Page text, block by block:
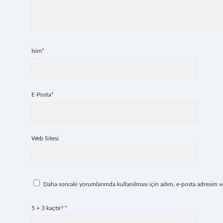
İsim*
E-Posta*
Web Sitesi
Daha sonraki yorumlarımda kullanılması için adım, e-posta adresim
5 + 3 kaçtır? *